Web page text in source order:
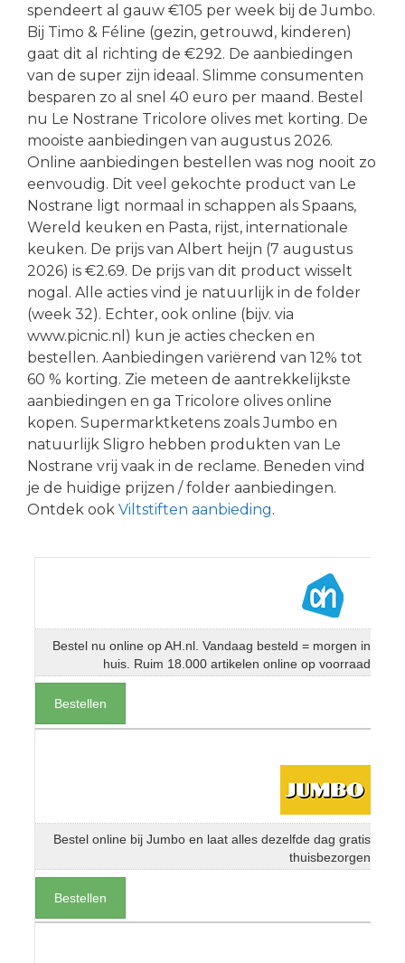
spendeert al gauw €105 per week bij de Jumbo.
Bij Timo & Féline (gezin, getrouwd, kinderen)
gaat dit al richting de €292. De aanbiedingen
van de super zijn ideaal. Slimme consumenten
besparen zo al snel 40 euro per maand. Bestel
nu Le Nostrane Tricolore olives met korting. De
mooiste aanbiedingen van augustus 2026.
Online aanbiedingen bestellen was nog nooit zo
eenvoudig. Dit veel gekochte product van Le
Nostrane ligt normaal in schappen als Spaans,
Wereld keuken en Pasta, rijst, internationale
keuken. De prijs van Albert heijn (7 augustus
2026) is €2.69. De prijs van dit product wisselt
nogal. Alle acties vind je natuurlijk in de folder
(week 32). Echter, ook online (bijv. via
www.picnic.nl) kun je acties checken en
bestellen. Aanbiedingen variërend van 12% tot
60 % korting. Zie meteen de aantrekkelijkste
aanbiedingen en ga Tricolore olives online
kopen. Supermarktketens zoals Jumbo en
natuurlijk Sligro hebben produkten van Le
Nostrane vrij vaak in de reclame. Beneden vind
je de huidige prijzen / folder aanbiedingen.
Ontdek ook Viltstiften aanbieding.
Bestel nu online op AH.nl. Vandaag besteld = morgen in
huis. Ruim 18.000 artikelen online op voorraad
Bestellen
Bestel online bij Jumbo en laat alles dezelfde dag gratis
thuisbezorgen
Bestellen